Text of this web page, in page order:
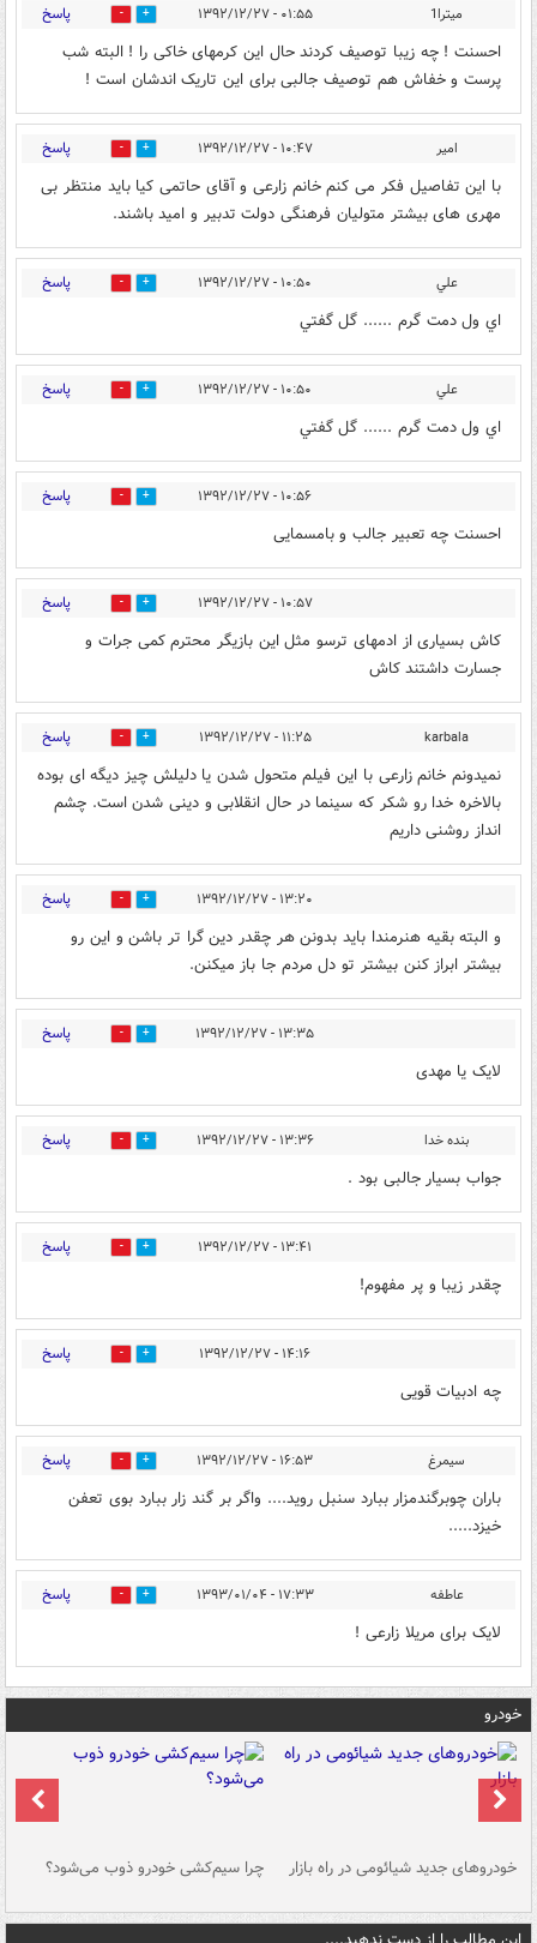
میترا1 ۰۱:۵۵ - ۱۳۹۲/۱۲/۲۷ 0 پاسخ
احسنت ! چه زیبا توصیف کردند حال این کرمهای خاکی را ! البته شب
پرست و خفاش هم توصیف جالبی برای این تاریک اندشان است !
امیر ۱۰:۴۷ - ۱۳۹۲/۱۲/۲۷ 0 پاسخ
با این تفاصیل فکر می کنم خانم زارعی و آقای حاتمی کیا باید منتظر بی
مهری های بیشتر متولیان فرهنگی دولت تدبیر و امید باشند.
علي ۱۰:۵۰ - ۱۳۹۲/۱۲/۲۷ 0 پاسخ
اي ول دمت گرم ...... گل گفتي
علي ۱۰:۵۰ - ۱۳۹۲/۱۲/۲۷ 0 پاسخ
اي ول دمت گرم ...... گل گفتي
۱۰:۵۶ - ۱۳۹۲/۱۲/۲۷ 0 پاسخ
احسنت چه تعبیر جالب و بامسمایی
۱۰:۵۷ - ۱۳۹۲/۱۲/۲۷ 0 پاسخ
کاش بسیاری از ادمهای ترسو مثل این بازیگر محترم کمی جرات و
جسارت داشتند کاش
karbala ۱۱:۲۵ - ۱۳۹۲/۱۲/۲۷ 0 پاسخ
نمیدونم خانم زارعی با این فیلم متحول شدن یا دلیلش چیز دیگه ای بوده
بالاخره خدا رو شکر که سینما در حال انقلابی و دینی شدن است. چشم
انداز روشنی داریم
۱۳:۲۰ - ۱۳۹۲/۱۲/۲۷ 0 پاسخ
و البته بقیه هنرمندا باید بدونن هر چقدر دین گرا تر باشن و این رو
بیشتر ابراز کنن بیشتر تو دل مردم جا باز میکنن.
۱۳:۳۵ - ۱۳۹۲/۱۲/۲۷ 0 پاسخ
لایک یا مهدی
بنده خدا ۱۳:۳۶ - ۱۳۹۲/۱۲/۲۷ 0 پاسخ
جواب بسیار جالبی بود .
۱۳:۴۱ - ۱۳۹۲/۱۲/۲۷ 0 پاسخ
چقدر زیبا و پر مفهوم!
۱۴:۱۶ - ۱۳۹۲/۱۲/۲۷ 0 پاسخ
چه ادبیات قویی
سیمرغ ۱۶:۵۳ - ۱۳۹۲/۱۲/۲۷ 0 پاسخ
باران چوبرگندمزار ببارد سنبل روید.... واگر بر گند زار ببارد بوی تعفن
خیزد.....
عاطفه ۱۷:۳۳ - ۱۳۹۳/۰۱/۰۴ 0 پاسخ
لایک برای مریلا زارعی !
خودرو
خودروهای جدید شیائومی در راه بازار چرا سیم‌کشی خودرو ذوب می‌شود؟